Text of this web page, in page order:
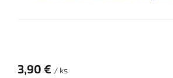
3,90 € / ks